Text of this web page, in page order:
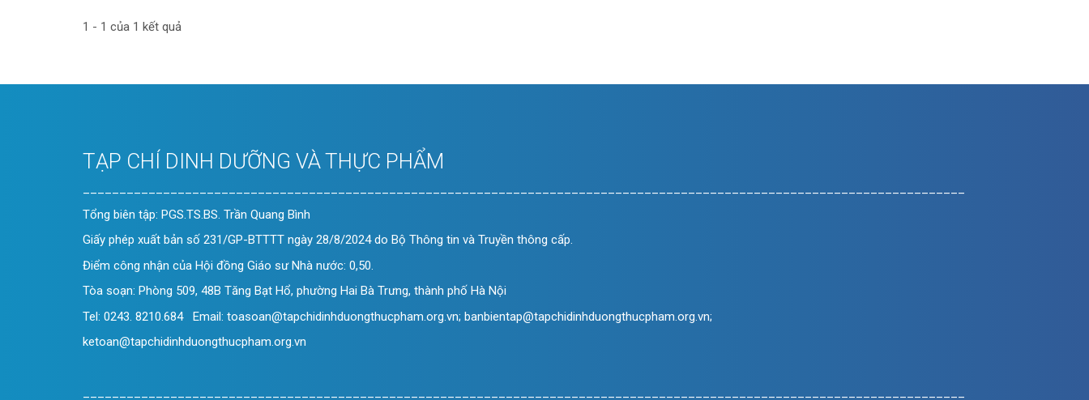
1 - 1 của 1 kết quả
TẠP CHÍ DINH DƯỠNG VÀ THỰC PHẨM
Tổng biên tập: PGS.TS.BS. Trần Quang Bình
Giấy phép xuất bản số 231/GP-BTTTT ngày 28/8/2024 do Bộ Thông tin và Truyền thông cấp.
Điểm công nhận của Hội đồng Giáo sư Nhà nước: 0,50.
Tòa soạn: Phòng 509, 48B Tăng Bạt Hổ, phường Hai Bà Trưng, thành phố Hà Nội
Tel: 0243. 8210.684 Email: toasoan@tapchidinhduongthucpham.org.vn; banbientap@tapchidinhduongthucpham.org.vn;
ketoan@tapchidinhduongthucpham.org.vn